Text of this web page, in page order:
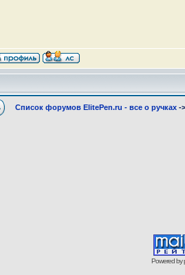
Список форумов ElitePen.ru - все о ручках -
Powered by